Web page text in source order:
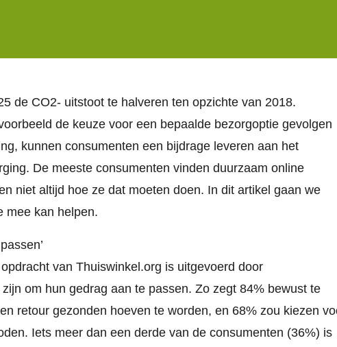
de CO2- uitstoot te halveren ten opzichte van 2018.
de keuze voor een bepaalde bezorgoptie gevolgen
kunnen consumenten een bijdrage leveren aan het
De meeste consumenten vinden duurzaam online
niet altijd hoe ze dat moeten doen. In dit artikel gaan we
mee kan helpen.
van Thuiswinkel.org is uitgevoerd door
om hun gedrag aan te passen. Zo zegt 84% bewust te
retour gezonden hoeven te worden, en 68% zou kiezen
Iets meer dan een derde van de consumenten (36%) is